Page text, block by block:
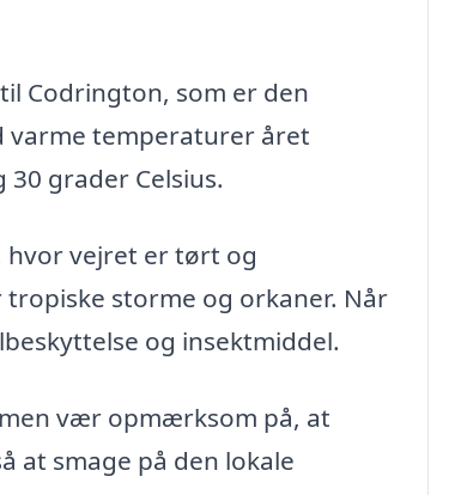
Codrington, som er den
varme temperaturer året
grader Celsius.
hvor vejret er tørt og
storme og orkaner. Når
og insektmiddel.
vær opmærksom på, at
at smage på den lokale